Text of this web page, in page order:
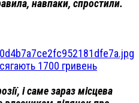
навпаки, спростили.
1700 гривень
і саме зараз місцева